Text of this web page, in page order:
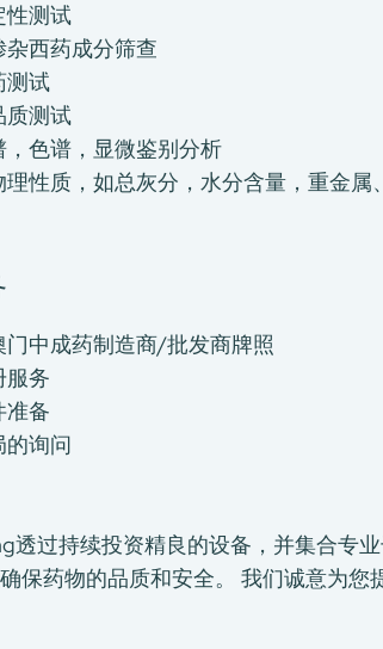
试
服务
价服务
性测试
杂西药成分筛查
测试
质测试
，色谱，显微鉴别分析
理性质，如总灰分，水分含量，重金
门中成药制造商/批发商牌照
服务
准备
的询问
透过持续投资精良的设备，并集合专
保药物的品质和安全。 我们诚意为您